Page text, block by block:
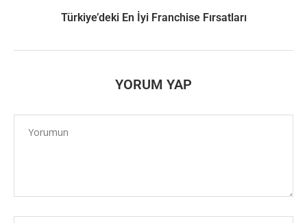
Türkiye’deki En İyi Franchise Fırsatları
YORUM YAP